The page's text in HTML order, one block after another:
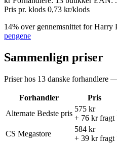
Pris pr. klods 0,73 kr/klods
14% over gennemsnittet for
pengene
Sammenlign priser
Priser hos 13 danske forhandlere
Forhandler Pris
Alternate Bedste pris
575 kr
+ 76 kr fragt
CS Megastore
584 kr
+ 39 kr fragt